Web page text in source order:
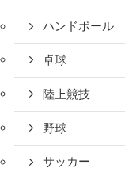
ハンドボール
卓球
陸上競技
野球
サッカー